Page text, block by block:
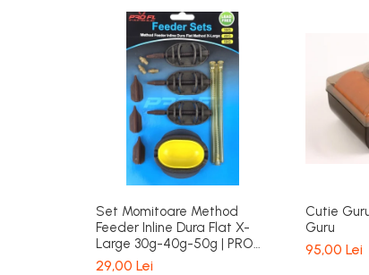
Set Momitoare Method
Feeder Inline Dura Flat X-
Large 30g-40g-50g | PRO
FL
29,00 Lei
Cutie
Guru
95,00 Lei